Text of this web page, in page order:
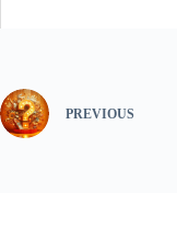
PREVIOUS